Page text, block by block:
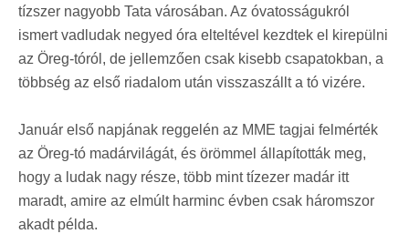
tízszer nagyobb Tata városában. Az óvatosságukról
ismert vadludak negyed óra elteltével kezdtek el kirepülni
az Öreg-tóról, de jellemzően csak kisebb csapatokban, a
többség az első riadalom után visszaszállt a tó vizére.
Január első napjának reggelén az MME tagjai felmérték
az Öreg-tó madárvilágát, és örömmel állapították meg,
hogy a ludak nagy része, több mint tízezer madár itt
maradt, amire az elmúlt harminc évben csak háromszor
akadt példa.